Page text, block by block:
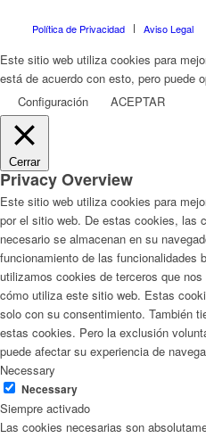
Política de Privacidad Aviso Legal
Este sitio web utiliza cookies para
está de acuerdo con esto, pero puede
Configuración
ACEPTAR
Cerrar
Privacy Overview
Este sitio web utiliza cookies para
por el sitio web. De estas cookies, las
necesario se almacenan en su
funcionamiento de las funcionalidades
utilizamos cookies de terceros que
cómo utiliza este sitio web. Estas
solo con su consentimiento. También
estas cookies. Pero la exclusión
puede afectar su experiencia de
Necessary
Necessary
Siempre activado
Las cookies necesarias son